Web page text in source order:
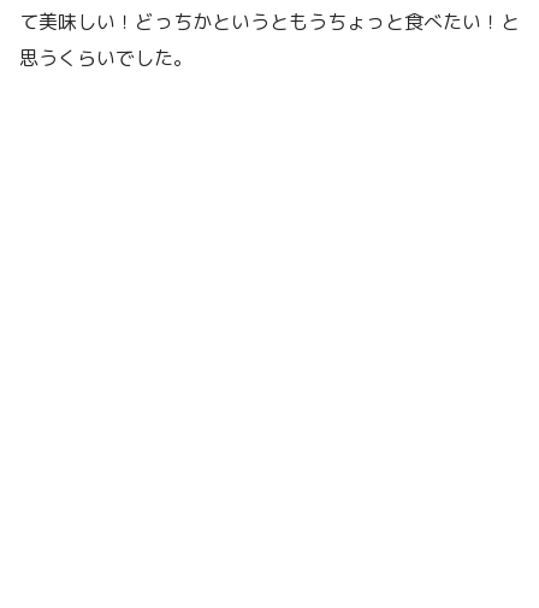
て美味しい！どっちかというともうちょっと食べたい！と
思うくらいでした。